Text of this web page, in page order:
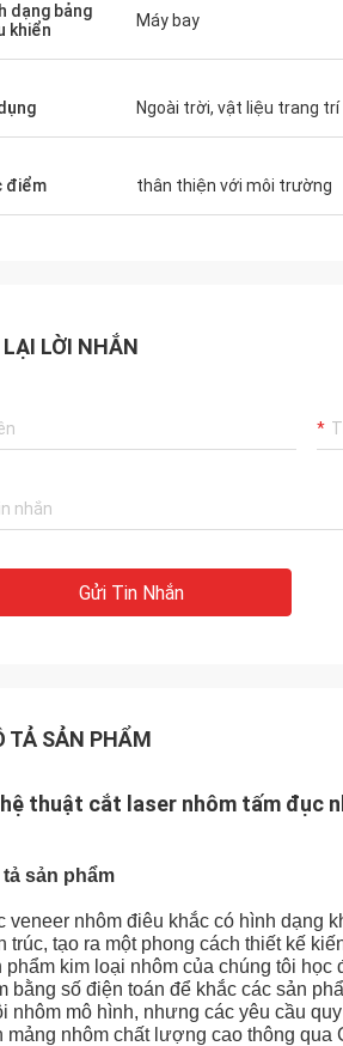
dạng bảng
khiển
Máy bay
Ngoài trời, vật liệu trang trí
điểm thân thiện với môi trường
LỜI NHẮN
Gửi Tin Nhắn
TẢ SẢN PHẨM
thuật cắt laser nhôm tấm đục
tả sản phẩm
veneer nhôm điêu khắc có hình dạng
trúc, tạo ra một phong cách thiết kế
phẩm kim loại nhôm của chúng tôi
bằng số điện toán để khắc các sản
nhôm mô hình, nhưng các yêu cầu
mảng nhôm chất lượng cao thông qua